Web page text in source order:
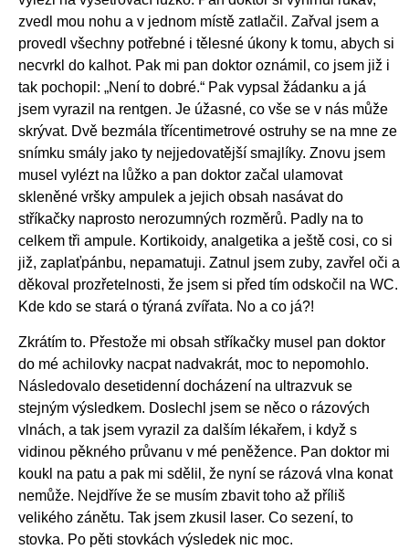
zvedl mou nohu a v jednom místě zatlačil. Zařval jsem a
provedl všechny potřebné i tělesné úkony k tomu, abych si
necvrkl do kalhot. Pak mi pan doktor oznámil, co jsem již i
tak pochopil: „Není to dobré.“ Pak vypsal žádanku a já
jsem vyrazil na rentgen. Je úžasné, co vše se v nás může
skrývat. Dvě bezmála třícentimetrové ostruhy se na mne ze
snímku smály jako ty nejjedovatější smajlíky. Znovu jsem
musel vylézt na lůžko a pan doktor začal ulamovat
skleněné vršky ampulek a jejich obsah nasávat do
stříkačky naprosto nerozumných rozměrů. Padly na to
celkem tři ampule. Kortikoidy, analgetika a ještě cosi, co si
již, zaplaťpánbu, nepamatuji. Zatnul jsem zuby, zavřel oči a
děkoval prozřetelnosti, že jsem si před tím odskočil na WC.
Kde kdo se stará o týraná zvířata. No a co já?!
Zkrátím to. Přestože mi obsah stříkačky musel pan doktor
do mé achilovky nacpat nadvakrát, moc to nepomohlo.
Následovalo desetidenní docházení na ultrazvuk se
stejným výsledkem. Doslechl jsem se něco o rázových
vlnách, a tak jsem vyrazil za dalším lékařem, i když s
vidinou pěkného průvanu v mé peněžence. Pan doktor mi
koukl na patu a pak mi sdělil, že nyní se rázová vlna konat
nemůže. Nejdříve že se musím zbavit toho až příliš
velikého zánětu. Tak jsem zkusil laser. Co sezení, to
stovka. Po pěti stovkách výsledek nic moc.